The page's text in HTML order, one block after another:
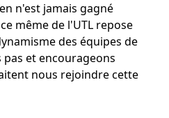
n'est jamais gagné
même de l'UTL repose
des équipes de
et encourageons
nous rejoindre cette